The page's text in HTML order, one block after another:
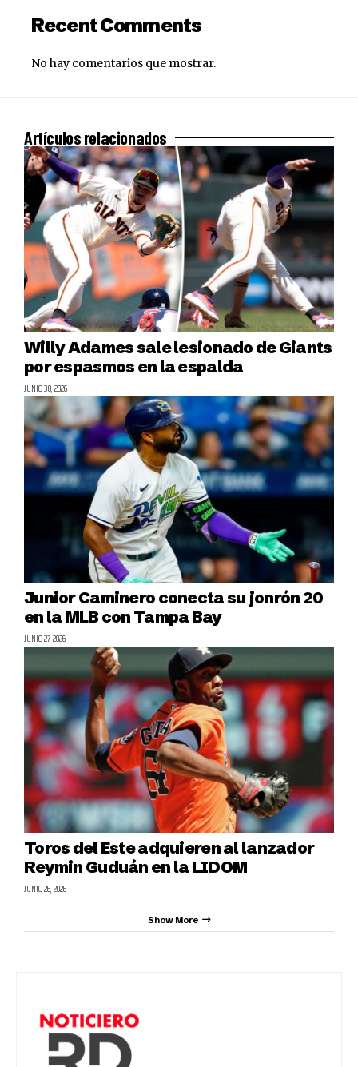
Recent Comments
No hay comentarios que mostrar.
Artículos relacionados
Willy Adames sale lesionado de Giants
por espasmos en la espalda
JUNIO 30, 2026
Junior Caminero conecta su jonrón 20
en la MLB con Tampa Bay
JUNIO 27, 2026
Toros del Este adquieren al lanzador
Reymin Guduán en la LIDOM
JUNIO 26, 2026
Show More